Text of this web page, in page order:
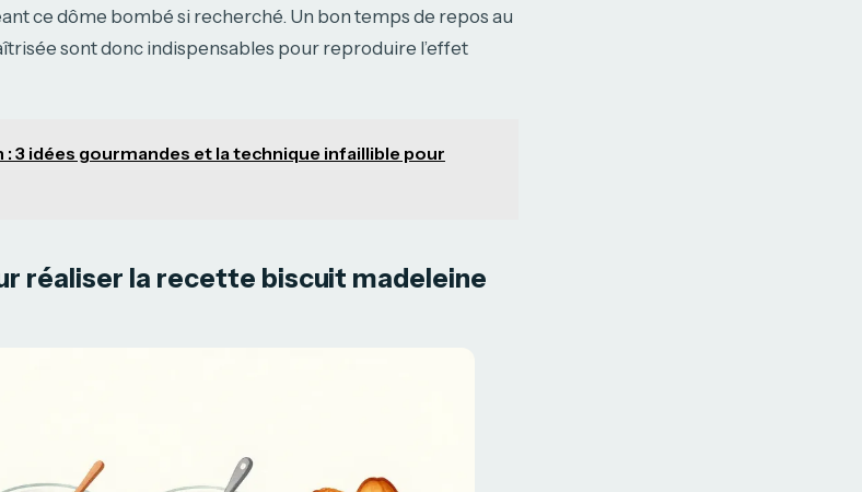
ce dôme bombé si recherché. Un bon temps de repos au
sont donc indispensables pour reproduire l’effet
: 3 idées gourmandes et la technique infaillible pour
réaliser la recette biscuit madeleine